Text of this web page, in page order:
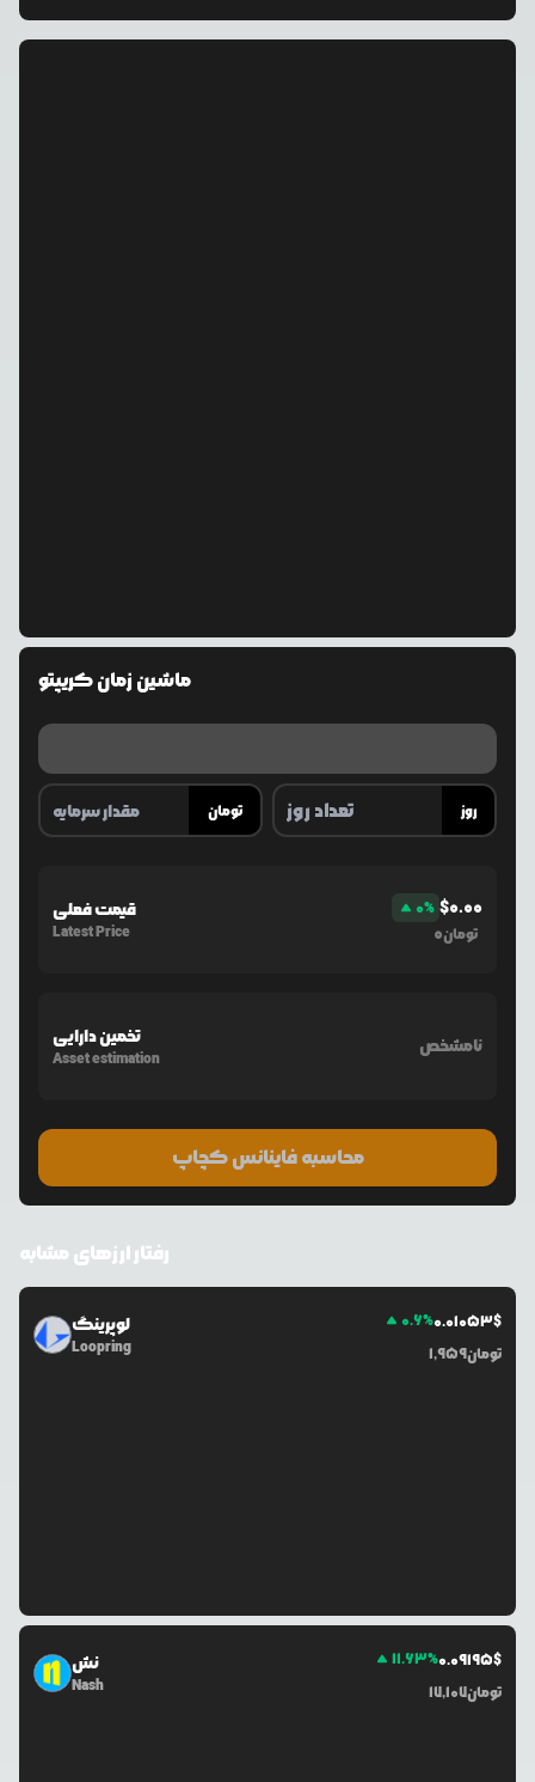
ماشین زمان کریپتو
تومان روز
قیمت فعلی
Latest Price
0% $0.00
0تومان
تخمین دارایی
Asset estimation
نامشخص
محاسبه فاینانس کچاپ
رفتار ارزهای مشابه
لوپرینگ
Loopring
0.6%0.01053$
1,959تومان
نش
Nash
11.63%0.09195$
17,107تومان